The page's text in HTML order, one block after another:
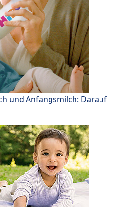
und Anfangsmilch: Darauf